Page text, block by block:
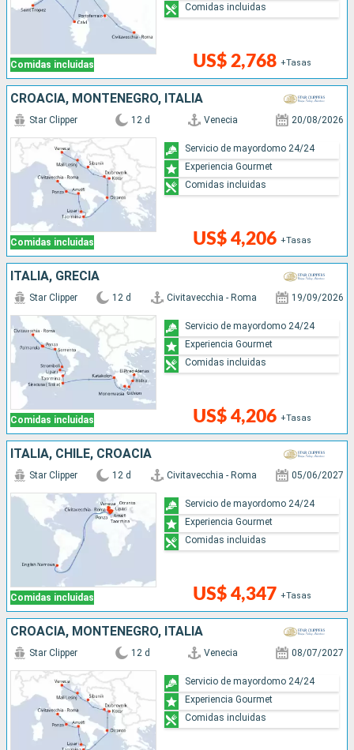
Comidas incluidas US$ 2,768 +Tasas
Comidas incluidas
CROACIA, MONTENEGRO, ITALIA
Comidas incluidas
Star Clipper 12 d Venecia 20/08/2026
US$ 4,206 +Tasas
Servicio de mayordomo 24/24
Experiencia Gourmet
Comidas incluidas
ITALIA, GRECIA
Comidas incluidas
Star Clipper 12 d Civitavecchia - Roma 19/09/2026
US$ 4,206 +Tasas
Servicio de mayordomo 24/24
Experiencia Gourmet
Comidas incluidas
ITALIA, CHILE, CROACIA
Comidas incluidas
Star Clipper 12 d Civitavecchia - Roma 05/06/2027
US$ 4,347 +Tasas
Servicio de mayordomo 24/24
Experiencia Gourmet
Comidas incluidas
CROACIA, MONTENEGRO, ITALIA
Star Clipper 12 d Venecia 08/07/2027
Servicio de mayordomo 24/24
Experiencia Gourmet
Comidas incluidas